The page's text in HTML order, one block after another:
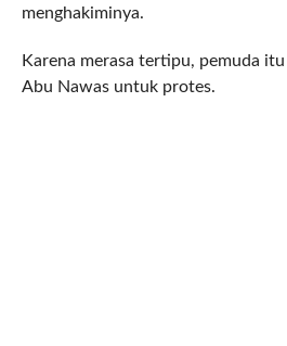
menghakiminya.
Karena merasa tertipu, pemuda
Abu Nawas untuk protes.